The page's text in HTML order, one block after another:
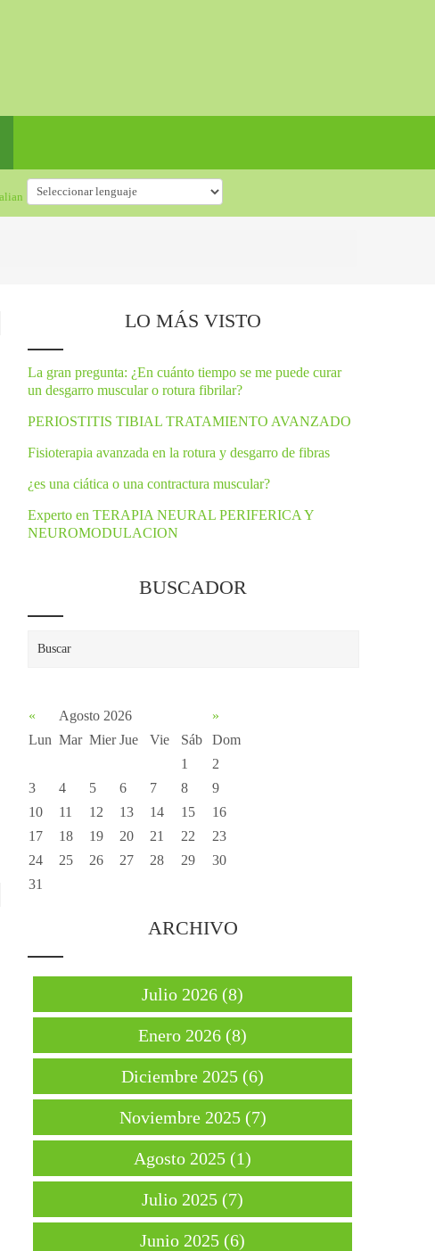
LO MÁS VISTO
La gran pregunta: ¿En cuánto tiempo se me puede curar
un desgarro muscular o rotura fibrilar?
PERIOSTITIS TIBIAL TRATAMIENTO AVANZADO
Fisioterapia avanzada en la rotura y desgarro de fibras
¿es una ciática o una contractura muscular?
Experto en TERAPIA NEURAL PERIFERICA Y
NEUROMODULACION
BUSCADOR
« Agosto 2026
»
Lun Mar Mier Jue Vie Sáb
Dom
1
2
3
4 5 6 7 8
9
10
11 12 13 14 15
16
17
18 19 20 21 22
23
24
25 26 27 28 29
30
31
ARCHIVO
Julio 2026 (8)
Enero 2026 (8)
Diciembre 2025 (6)
Noviembre 2025 (7)
Agosto 2025 (1)
Julio 2025 (7)
Junio 2025 (6)